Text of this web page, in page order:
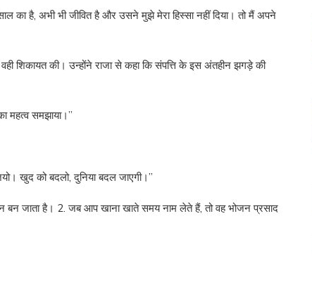
का है, अभी भी जीवित है और उसने मुझे मेरा हिस्सा नहीं दिया। तो मैं अपने
शिकायत की। उन्होंने राजा से कहा कि संपत्ति के इस अंतहीन झगड़े की
महत्व समझाया।”
खुद को बदलो, दुनिया बदल जाएगी।”
जाता है। 2. जब आप खाना खाते समय नाम लेते हैं, तो वह भोजन प्रसाद